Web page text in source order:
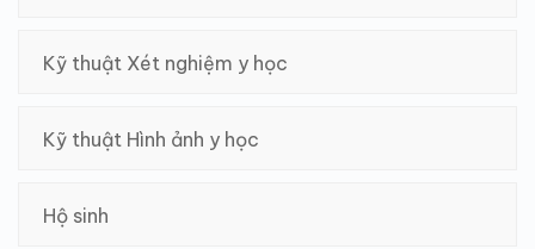
Kỹ thuật Xét nghiệm y học
Kỹ thuật Hình ảnh y học
Hộ sinh